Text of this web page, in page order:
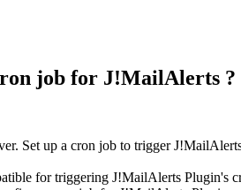
job for J!MailAlerts ?
Set up a cron job to trigger
for triggering J!MailAlerts Plugin's